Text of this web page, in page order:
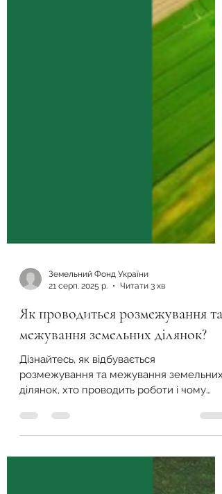
Земельний Фонд України
Як проводиться розмежування та
межування земельних ділянок?
Дізнайтесь, як відбувається
розмежування та межування земельних
важливо правильно визначати межі